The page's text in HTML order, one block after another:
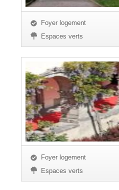
Foyer logement
Espaces verts
Foyer logement
Espaces verts